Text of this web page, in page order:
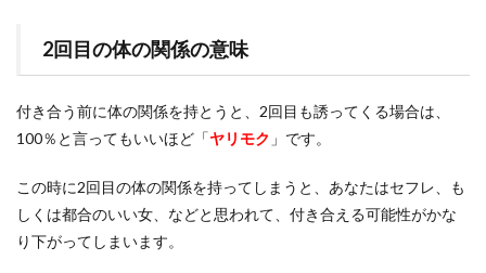
2回目の体の関係の意味
付き合う前に体の関係を持とうと、2回目も誘ってくる場合は、
100％と言ってもいいほど「ヤリモク 」です。
この時に2回目の体の関係を持ってしまうと、あなたはセフレ、も
しくは都合のいい女、などと思われて、付き合える可能性がかな
り下がってしまいます。